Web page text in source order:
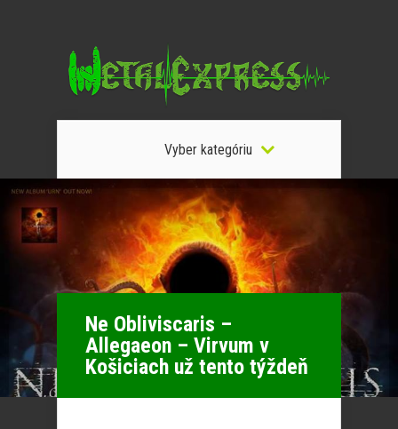
Vyber kategóriu
Ne Obliviscaris –
Allegaeon – Virvum v
Košiciach už tento týždeň